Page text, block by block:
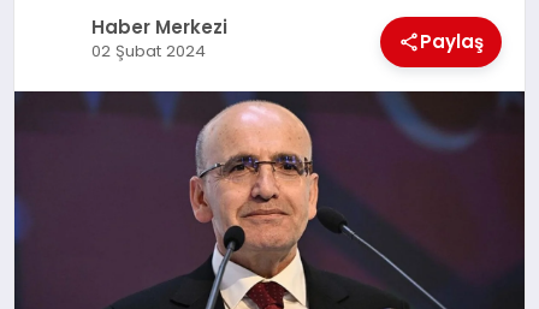
Haber Merkezi
02 Şubat 2024 Paylaş